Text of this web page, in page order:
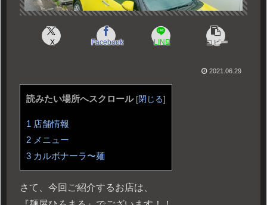
X Facebook LINE コピー
2021.06.29
読みたい場所へスクロール [閉じる]
1 店舗情報
2 メニュー
3 カルボナーラ〜麺
さて、今回ご紹介するお店は、